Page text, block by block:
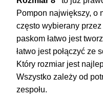
Pompon największy, o
często wybierany
paskom łatwo jest
łatwo jest połączyć ze
Który rozmiar jest
Wszystko zależy od
zespołu.